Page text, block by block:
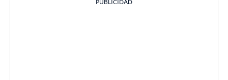
PUBLICIDAD